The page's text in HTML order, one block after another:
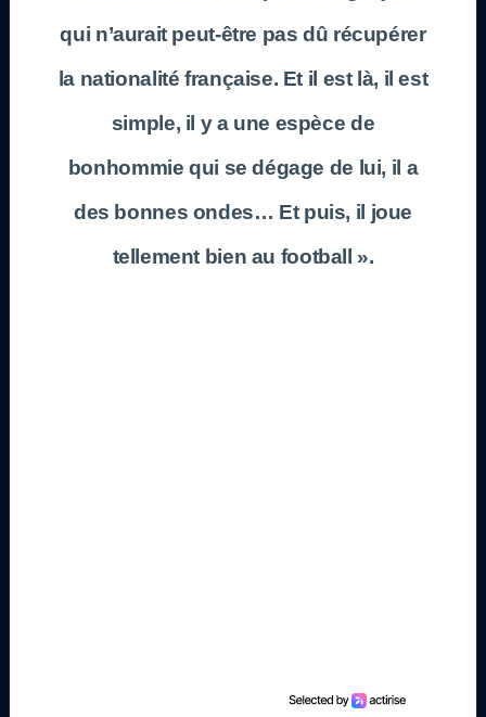
qui n’aurait peut-être pas dû récupérer
la nationalité française. Et il est là, il est
simple, il y a une espèce de
bonhommie qui se dégage de lui, il a
des bonnes ondes… Et puis, il joue
tellement bien au football ».